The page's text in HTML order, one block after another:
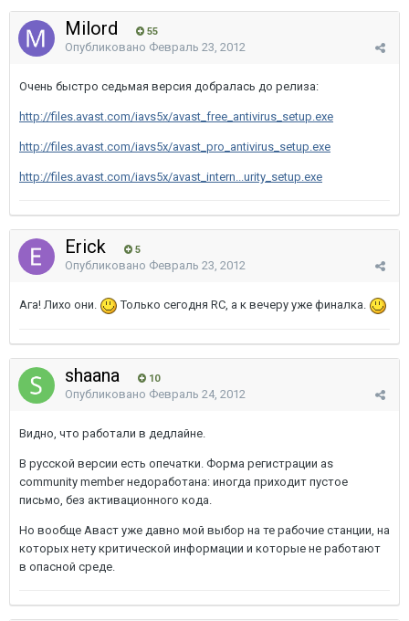
Milord 55
Опубликовано Февраль 23, 2012
Очень быстро седьмая версия добралась до релиза:
http://files.avast.com/iavs5x/avast_free_antivirus_setup.exe
http://files.avast.com/iavs5x/avast_pro_antivirus_setup.exe
http://files.avast.com/iavs5x/avast_intern...urity_setup.exe
Erick 5
Опубликовано Февраль 23, 2012
Ага! Лихо они. Только сегодня RC, а к вечеру уже финалка.
shaana 10
Опубликовано Февраль 24, 2012
Видно, что работали в дедлайне.
В русской версии есть опечатки. Форма регистрации as
community member недоработана: иногда приходит пустое
письмо, без активационного кода.
Но вообще Аваст уже давно мой выбор на те рабочие станции, на
которых нету критической информации и которые не работают
в опасной среде.